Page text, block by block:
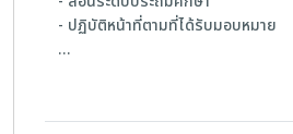
- ปฏิบัติหน้าที่ตามที่ได้รับมอบหมาย
-อายุ 23-35 ปี